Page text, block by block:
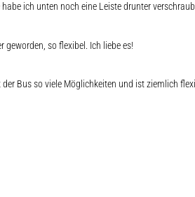
ich unten noch eine Leiste drunter
geworden, so flexibel. Ich liebe es!
Bus so viele Möglichkeiten und ist ziemlich